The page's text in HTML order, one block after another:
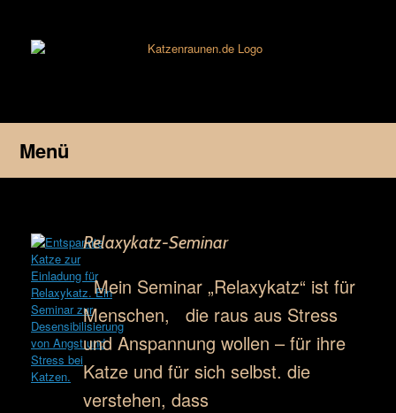
springen
Menü
Relaxykatz-Seminar
Mein Seminar „Relaxykatz“ ist für
Menschen, die raus aus Stress
und Anspannung wollen – für ihre
Katze und für sich selbst. die
verstehen, dass